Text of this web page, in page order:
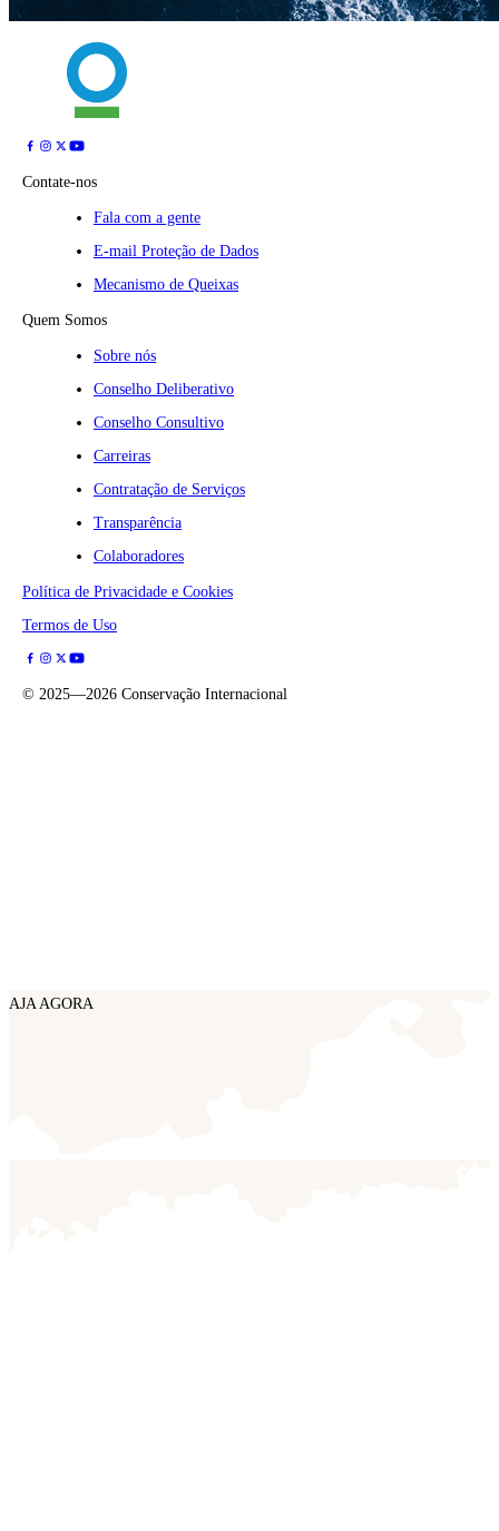
Contate-nos
Fala com a gente
E-mail Proteção de Dados
Mecanismo de Queixas
Quem Somos
Sobre nós
Conselho Deliberativo
Conselho Consultivo
Carreiras
Contratação de Serviços
Transparência
Colaboradores
Política de Privacidade e Cookies
Termos de Uso
© 2025—2026 Conservação Internacional
AJA AGORA